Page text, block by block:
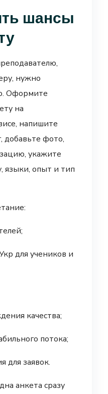
шансы
нужно
Оформите
на
напишите
добавьте фото,
укажите
языки, опыт и тип
для учеников и
качества;
потока;
для заявок.
анкета сразу